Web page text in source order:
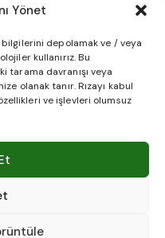
Yönet
depolamak ve / veya
kullanırız. Bu
tarama davranışı veya
olanak tanır. Rızayı kabul
ve işlevleri olumsuz
Sahtur Sk. No:51